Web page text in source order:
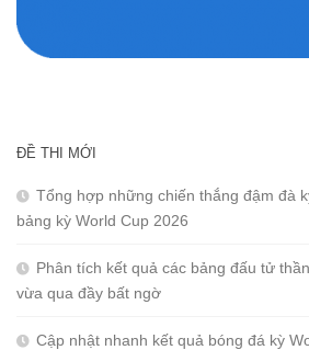
ĐỀ THI MỚI
Tổng hợp những chiến thắng đậm đà
bảng kỳ World Cup 2026
Phân tích kết quả các bảng đấu tử
vừa qua đầy bất ngờ
Cập nhật nhanh kết quả bóng đá kỳ